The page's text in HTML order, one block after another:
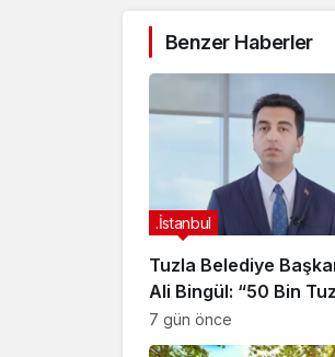
Benzer Haberler
Tuzla Belediye
Ali Bingül: “50 Bin
Evi Yıkılma Riskiyle
Karşıya”
.İstanbul
7 gün önce